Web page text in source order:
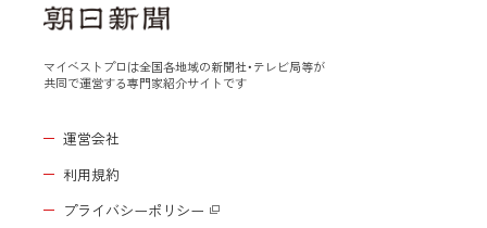
マイベストプロは全国各地域の新聞社・テレビ局等が
共同で運営する専門家紹介サイトです
運営会社
利用規約
プライバシーポリシー